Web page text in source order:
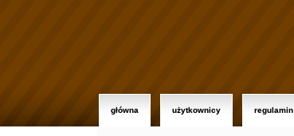
główna użytkownicy regulamin